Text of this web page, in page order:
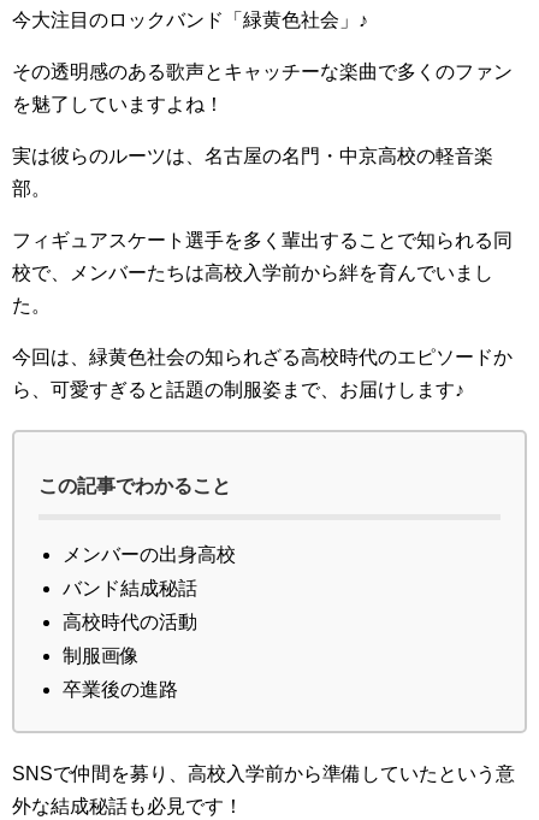
今大注目のロックバンド「緑黄色社会」♪
その透明感のある歌声とキャッチーな楽曲で多くのファン
を魅了していますよね！
実は彼らのルーツは、名古屋の名門・中京高校の軽音楽
部。
フィギュアスケート選手を多く輩出することで知られる同
校で、メンバーたちは高校入学前から絆を育んでいまし
た。
今回は、緑黄色社会の知られざる高校時代のエピソードか
ら、可愛すぎると話題の制服姿まで、お届けします♪
この記事でわかること
メンバーの出身高校
バンド結成秘話
高校時代の活動
制服画像
卒業後の進路
SNSで仲間を募り、高校入学前から準備していたという意
外な結成秘話も必見です！